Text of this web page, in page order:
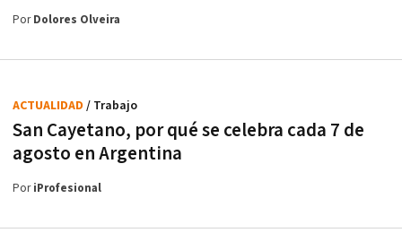
PorDolores Olveira
San Cayetano, por qué se celebra cada 7 de
agosto en Argentina
ACTUALIDAD / Trabajo
PoriProfesional